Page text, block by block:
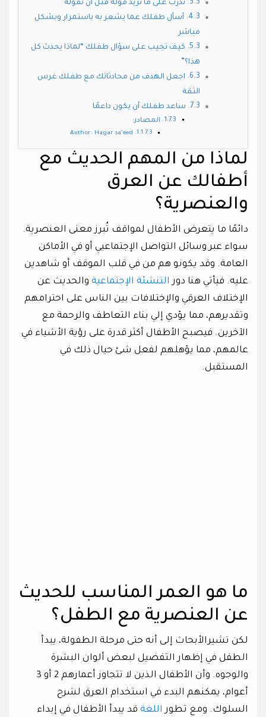
تدرب على ما تريد قوله قبل أن تقوله
أسأل طفلك عما يشعر به باستمرار وبشكل
مباشر
كيف تجيب على سؤال طفلك “لماذا يحدث كل
هذا؟”
اجعل الهدف من محادثاتك مع طفلك غرس
الثقة
ساعد طفلك أن يكون داعمًا
المصادر:
Author: Hagar sa’eed
لماذا من المهم الحديث مع
أطفالك عن العرق
والعنصرية؟
دائمًا ما يتعرض الأطفال لمواقف تُبرز معنى العنصرية.
سواء عبر وسائل التواصل الإجتماعيي أو في الأماكن
العامة. وقد يكونو هم من في قلب الموقف أو شاهدين
عليه. فيأتي هنا دور التنشئة الإجتماعية والحديث عن
الإختلاف العرقي والإختلافات بين الناس على احترامهم
وتقديرهم، مما يؤدي إلي بناء التعاطف والرحمة مع
الآخرين. فيصبح الأطفال أكثر قدرة على رؤية الأشياء في
عالمهم، مما يؤهلهم لفعل شئ حيال ذلك في
المستقبل.
ما هو العمر المناسب للحديث
عن العنصرية مع الطفل؟
لكن تشيرالأبحاث إلى أنه حتى مرحلة الطفولة، يبدأ
الطفل في إظهار التفضيل لبعض ألوان البشرة
والوجوه. وأن الأطفال الذين لا تتجاوز أعمارهم 2 أو 3
أعوام، يمكنهم البدء في استخدام العرق لشرح
السلوك. ومع تطور اللغة قد يبدأ الأطفال في إبداء